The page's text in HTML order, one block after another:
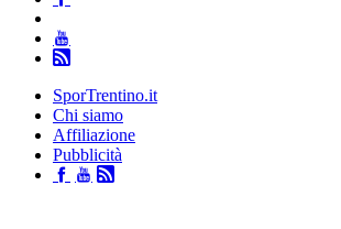
SporTrentino.it
Chi siamo
Affiliazione
Pubblicità